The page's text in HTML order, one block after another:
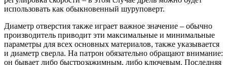
использовать как обыкновенный шуруповерт.
Диаметр отверстия также играет важное значение – обычно
производитель приводит эти максимальные и минимальные
параметры для всех основных материалов, также указывается
и диаметр сверла. На патрон обязательно обращают внимание:
он бывает либо быстрозажимным, либо ключевым. Последняя